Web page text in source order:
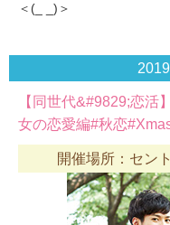
＜(_ _)＞
【同世代&#9829;恋活
女の恋愛編#秋恋
開催場所：セ